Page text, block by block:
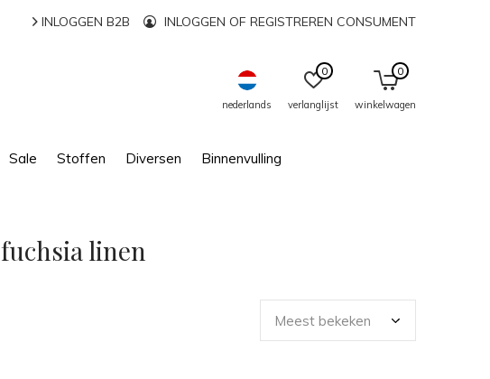
Sale Stoffen Diversen Binnenvulling
nederlands verlanglijst
0
winkelwagen
0
INLOGGEN B2B INLOGGEN OF REGISTREREN CONSUMENT
linen